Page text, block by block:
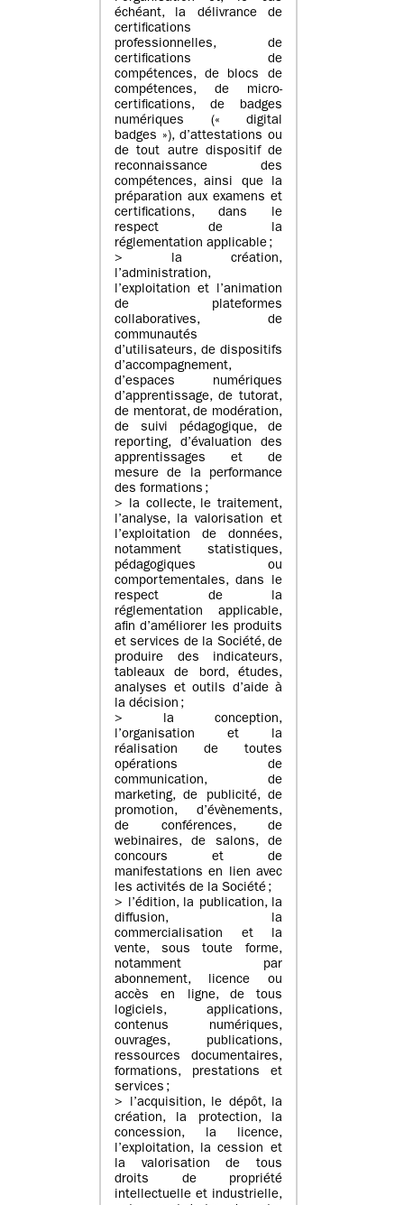
échéant, la délivrance de
certifications
professionnelles, de
certifications de
compétences, de blocs de
compétences, de micro-
certifications, de badges
numériques (« digital
badges »), d’attestations ou
de tout autre dispositif de
reconnaissance des
compétences, ainsi que la
préparation aux examens et
certifications, dans le
respect de la
réglementation applicable ;
> la création,
l’administration,
l’exploitation et l’animation
de plateformes
collaboratives, de
communautés
d’utilisateurs, de dispositifs
d’accompagnement,
d’espaces numériques
d’apprentissage, de tutorat,
de mentorat, de modération,
de suivi pédagogique, de
reporting, d’évaluation des
apprentissages et de
mesure de la performance
des formations ;
> la collecte, le traitement,
l’analyse, la valorisation et
l’exploitation de données,
notamment statistiques,
pédagogiques ou
comportementales, dans le
respect de la
réglementation applicable,
afin d’améliorer les produits
et services de la Société, de
produire des indicateurs,
tableaux de bord, études,
analyses et outils d’aide à
la décision ;
> la conception,
l’organisation et la
réalisation de toutes
opérations de
communication, de
marketing, de publicité, de
promotion, d’évènements,
de conférences, de
webinaires, de salons, de
concours et de
manifestations en lien avec
les activités de la Société ;
> l’édition, la publication, la
diffusion, la
commercialisation et la
vente, sous toute forme,
notamment par
abonnement, licence ou
accès en ligne, de tous
logiciels, applications,
contenus numériques,
ouvrages, publications,
ressources documentaires,
formations, prestations et
services ;
> l’acquisition, le dépôt, la
création, la protection, la
concession, la licence,
l’exploitation, la cession et
la valorisation de tous
droits de propriété
intellectuelle et industrielle,